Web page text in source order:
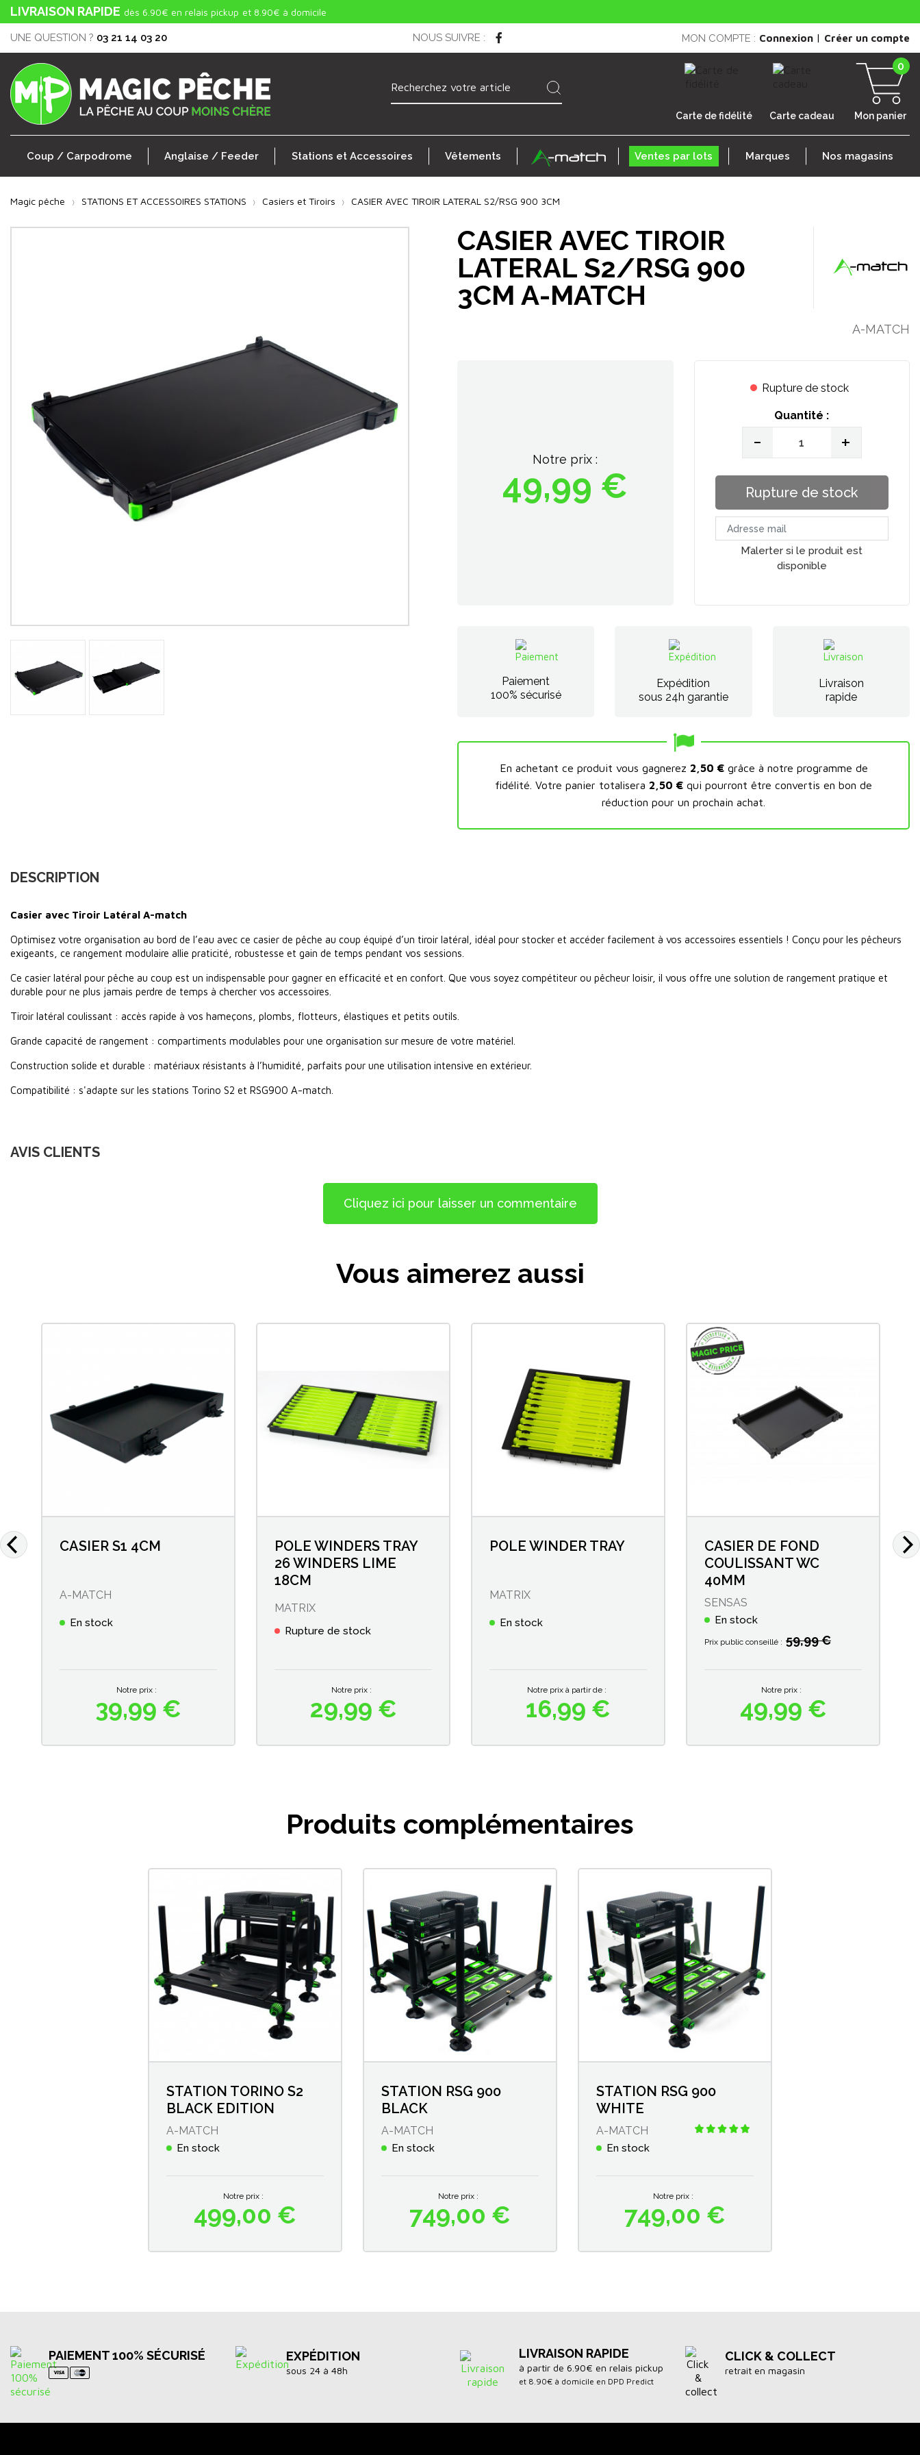
LIVRAISON RAPIDE dès 6.90€ en relais pickup et 8.90€ à domicile
UNE QUESTION ? 03 21 14 03 20 NOUS SUIVRE : MON COMPTE : Connexion | Créer un compte
Carte de fidélité Carte cadeau Mon panier
0
Coup / Carpodrome Anglaise / Feeder Stations et Accessoires Vêtements Ventes par lots Marques Nos magasins
Magic pêche STATIONS ET ACCESSOIRES STATIONS Casiers et Tiroirs CASIER AVEC TIROIR LATERAL S2/RSG 900 3CM
CASIER AVEC TIROIR
LATERAL S2/RSG 900
3CM A-MATCH
A-MATCH
Notre prix :
49,99 €
Rupture de stock
Quantité :
- +
Rupture de stock
M’alerter si le produit est
disponible
Paiement
100% sécurisé
Expédition
sous 24h garantie
Livraison
rapide
En achetant ce produit vous gagnerez 2,50 €grâce à notre programme de
fidélité. Votre panier totalisera 2,50 € qui pourront être convertis en bon de
réduction pour un prochain achat.
DESCRIPTION
Casier avec Tiroir Latéral A-match
Optimisez votre organisation au bord de l’eau avec ce casier de pêche au coup équipé d’un tiroir latéral, idéal pour stocker et accéder facilement à vos accessoires essentiels ! Conçu pour les pêcheurs
exigeants, ce rangement modulaire allie praticité, robustesse et gain de temps pendant vos sessions.
Ce casier latéral pour pêche au coup est un indispensable pour gagner en efficacité et en confort. Que vous soyez compétiteur ou pêcheur loisir, il vous offre une solution de rangement pratique et
durable pour ne plus jamais perdre de temps à chercher vos accessoires.
Tiroir latéral coulissant : accès rapide à vos hameçons, plombs, flotteurs, élastiques et petits outils.
Grande capacité de rangement : compartiments modulables pour une organisation sur mesure de votre matériel.
Construction solide et durable : matériaux résistants à l’humidité, parfaits pour une utilisation intensive en extérieur.
Compatibilité : s'adapte sur les stations Torino S2 et RSG900 A-match.
AVIS CLIENTS
Cliquez ici pour laisser un commentaire
Vous aimerez aussi
CASIER S1 4CM
A-MATCH
En stock
Prix
Notre prix :
39,99 €
POLE WINDERS TRAY
26 WINDERS LIME
18CM
MATRIX
Rupture de stock
Prix
Notre prix :
29,99 €
POLE WINDER TRAY
MATRIX
En stock
Prix
Notre prix à partir de :
16,99 €
CASIER DE FOND
COULISSANT WC
40MM
SENSAS
En stock
Prix public conseillé : 59,99 €
Prix
Notre prix :
49,99 €
Produits complémentaires
STATION TORINO S2
BLACK EDITION
A-MATCH
En stock
Prix
Notre prix :
499,00 €
STATION RSG 900
BLACK
A-MATCH
En stock
Prix
Notre prix :
749,00 €
STATION RSG 900
WHITE
A-MATCH
En stock
Prix
Notre prix :
749,00 €
PAIEMENT 100% SÉCURISÉ EXPÉDITION
sous 24 à 48h
LIVRAISON RAPIDE
à partir de 6.90€ en relais pickup
et 8.90€ à domicile en DPD Predict
CLICK & COLLECT
retrait en magasin